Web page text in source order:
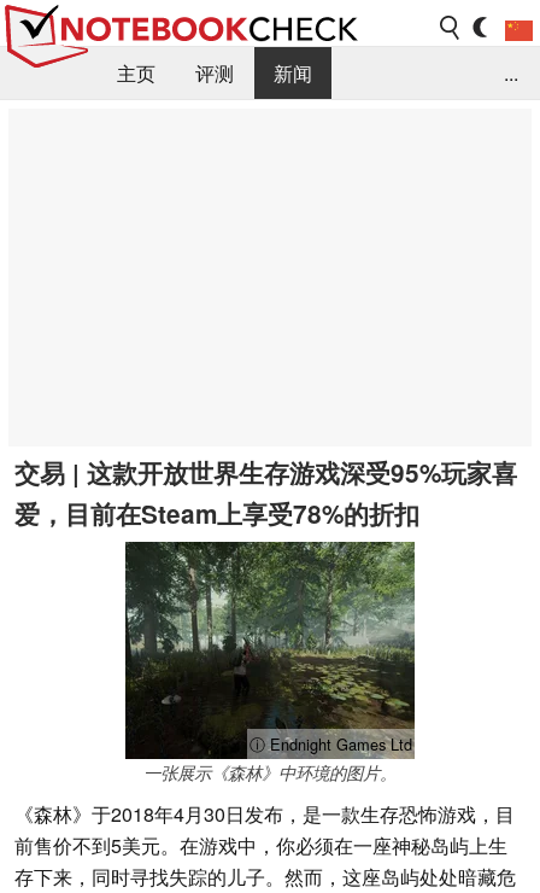
主页 评测
新闻
...
交易 | 这款开放世界生存游戏深受95%玩家喜
爱，目前在Steam上享受78%的折扣
ⓘ Endnight Games Ltd
一张展示《森林》中环境的图片。
《森林》于2018年4月30日发布，是一款生存恐怖游戏，目
前售价不到5美元。在游戏中，你必须在一座神秘岛屿上生
存下来，同时寻找失踪的儿子。然而，这座岛屿处处暗藏危